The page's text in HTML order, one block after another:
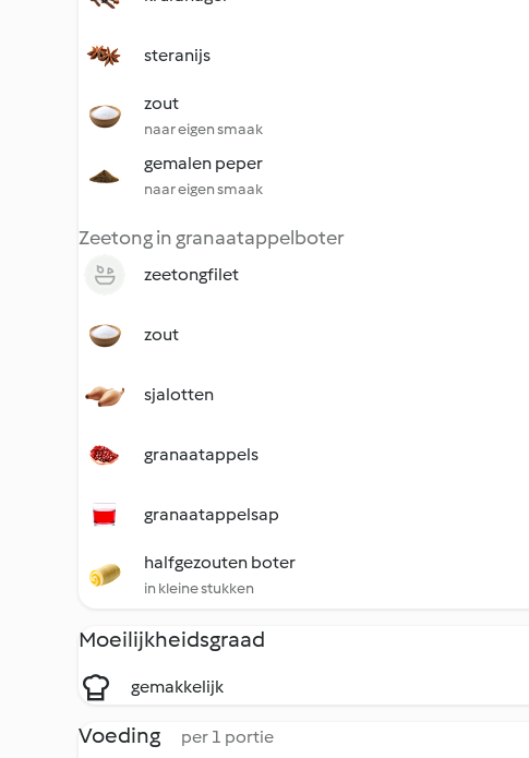
steranijs
zout
naar eigen smaak
gemalen peper
naar eigen smaak
Zeetong in granaatappelboter
zeetongfilet
zout
sjalotten
granaatappels
granaatappelsap
halfgezouten boter
in kleine stukken
Moeilijkheidsgraad
gemakkelijk
Voeding per 1 portie